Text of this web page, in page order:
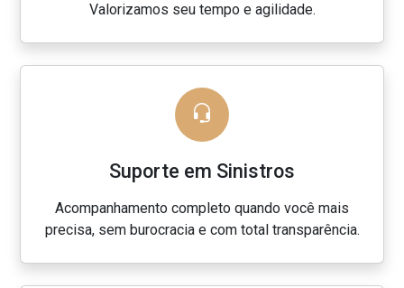
Valorizamos seu tempo e agilidade.
Suporte em Sinistros
Acompanhamento completo quando você mais
precisa, sem burocracia e com total transparência.